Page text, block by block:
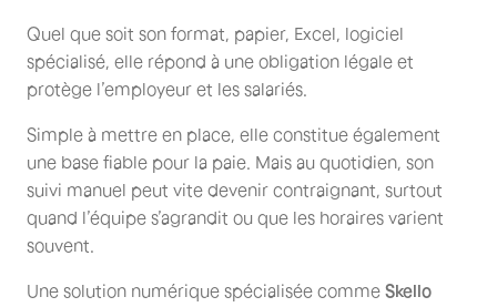
Quel que soit son format, papier, Excel, logiciel
spécialisé, elle répond à une obligation légale et
protège l’employeur et les salariés.
Simple à mettre en place, elle constitue également
une base fiable pour la paie. Mais au quotidien, son
suivi manuel peut vite devenir contraignant, surtout
quand l’équipe s’agrandit ou que les horaires varient
souvent.
Une solution numérique spécialisée comme Skello